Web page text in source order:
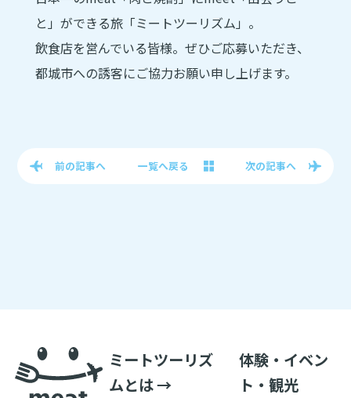
と」ができる旅「ミートツーリズム」。
飲食店を営んでいる皆様。ぜひご応募いただき、
都城市への誘客にご協力お願い申し上げます。
前の記事へ 一覧へ戻る 次の記事へ
ミートツーリズ
ムとは →
体験・イベン
ト・観光